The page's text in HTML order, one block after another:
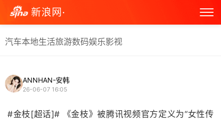
新浪网·
汽车本地生活旅游数码娱乐影视
ANNHAN-安韩
26-06-07 16:05
#金枝[超话]# 《金枝》被腾讯视频官方定义为“女性传